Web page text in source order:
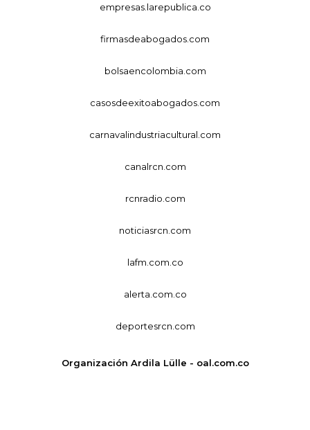
empresas.larepublica.co
firmasdeabogados.com
bolsaencolombia.com
casosdeexitoabogados.com
carnavalindustriacultural.com
canalrcn.com
rcnradio.com
noticiasrcn.com
lafm.com.co
alerta.com.co
deportesrcn.com
Organización Ardila Lülle - oal.com.co